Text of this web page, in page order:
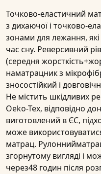
Точково-еластичний
з дихаючої і точково-
зонами для лежання,
час сну. Реверсивний
(середня
наматрацник з
зносостійкий і
Не містить шкідливих
Oeko-Tex, відповідно
виготовлений в ЄС,
може
матрац.
згорнутому вигляді і
через48 годин після